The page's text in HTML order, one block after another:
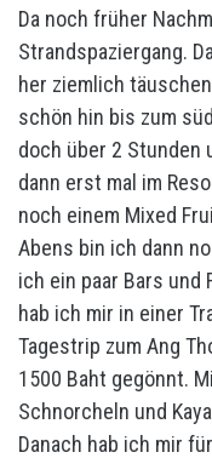
Da noch früher
Strandspaziergang.
her ziemlich
schön hin bis zum
doch über 2 Stunden
dann erst mal im
noch einem Mixed
Abens bin ich dann
ich ein paar Bars und
hab ich mir in einer
Tagestrip zum Ang
1500 Baht gegönnt.
Schnorcheln und
Danach hab ich mir